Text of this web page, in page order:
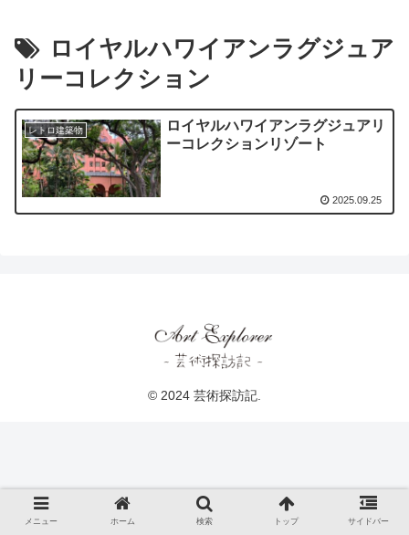
ロイヤルハワイアンラグジュア
リーコレクション
レトロ建築物
ロイヤルハワイアンラグジュアリ
ーコレクションリゾート
2025.09.25
© 2024 芸術探訪記.
メニュー ホーム 検索 トップ サイドバー